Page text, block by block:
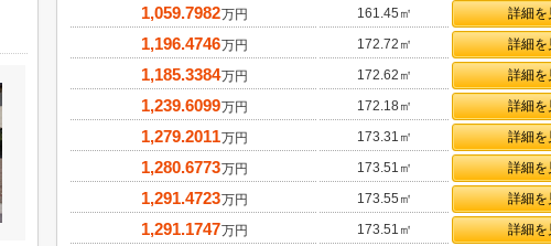
1,059.7982万円 161.45㎡ 詳細を
1,196.4746万円 172.72㎡ 詳細を
1,185.3384万円 172.62㎡ 詳細を
1,239.6099万円 172.18㎡ 詳細を
1,279.2011万円 173.31㎡ 詳細を
1,280.6773万円 173.51㎡ 詳細を
1,291.4723万円 173.55㎡ 詳細を
1,291.1747万円 173.51㎡ 詳細を